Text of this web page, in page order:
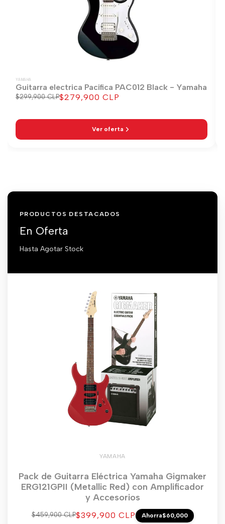
YAMAHA
Guitarra electrica Pacifica PAC012 Black - Yamaha
Precio
$299,900 CLPPrecio
$279,900 CLP
Ver oferta
PRODUCTOS DESTACADOS
En Oferta
Hasta Agotar Stock
YAMAHA
Pack de Guitarra Eléctrica Yamaha Gigmaker
ERG121GPII (Metallic Red) con Amplificador
y Accesorios
Precio
$459,900 CLPPrecio
$399,900 CLP Ahorra$60,000